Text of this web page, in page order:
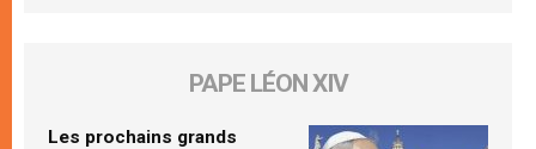
PAPE LÉON XIV
Les prochains grands